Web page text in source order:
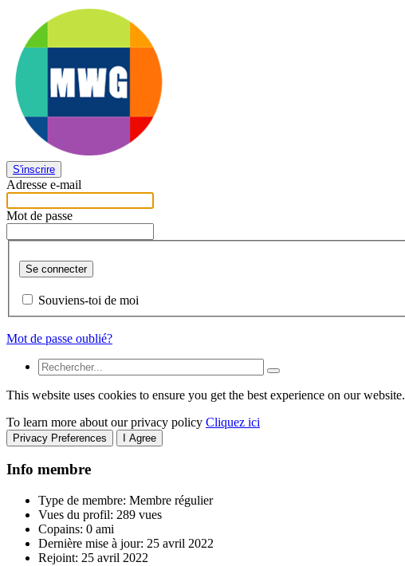
S'inscrire
Adresse e-mail
Mot de passe
Se connecter
Souviens-toi de moi
Mot de passe oublié?
This website uses cookies to ensure you get the best experience on our website.
To learn more about our privacy policy Cliquez ici
Privacy Preferences I Agree
Info membre
Type de membre: Membre régulier
Vues du profil: 289 vues
Copains: 0 ami
Dernière mise à jour: 25 avril 2022
Rejoint: 25 avril 2022